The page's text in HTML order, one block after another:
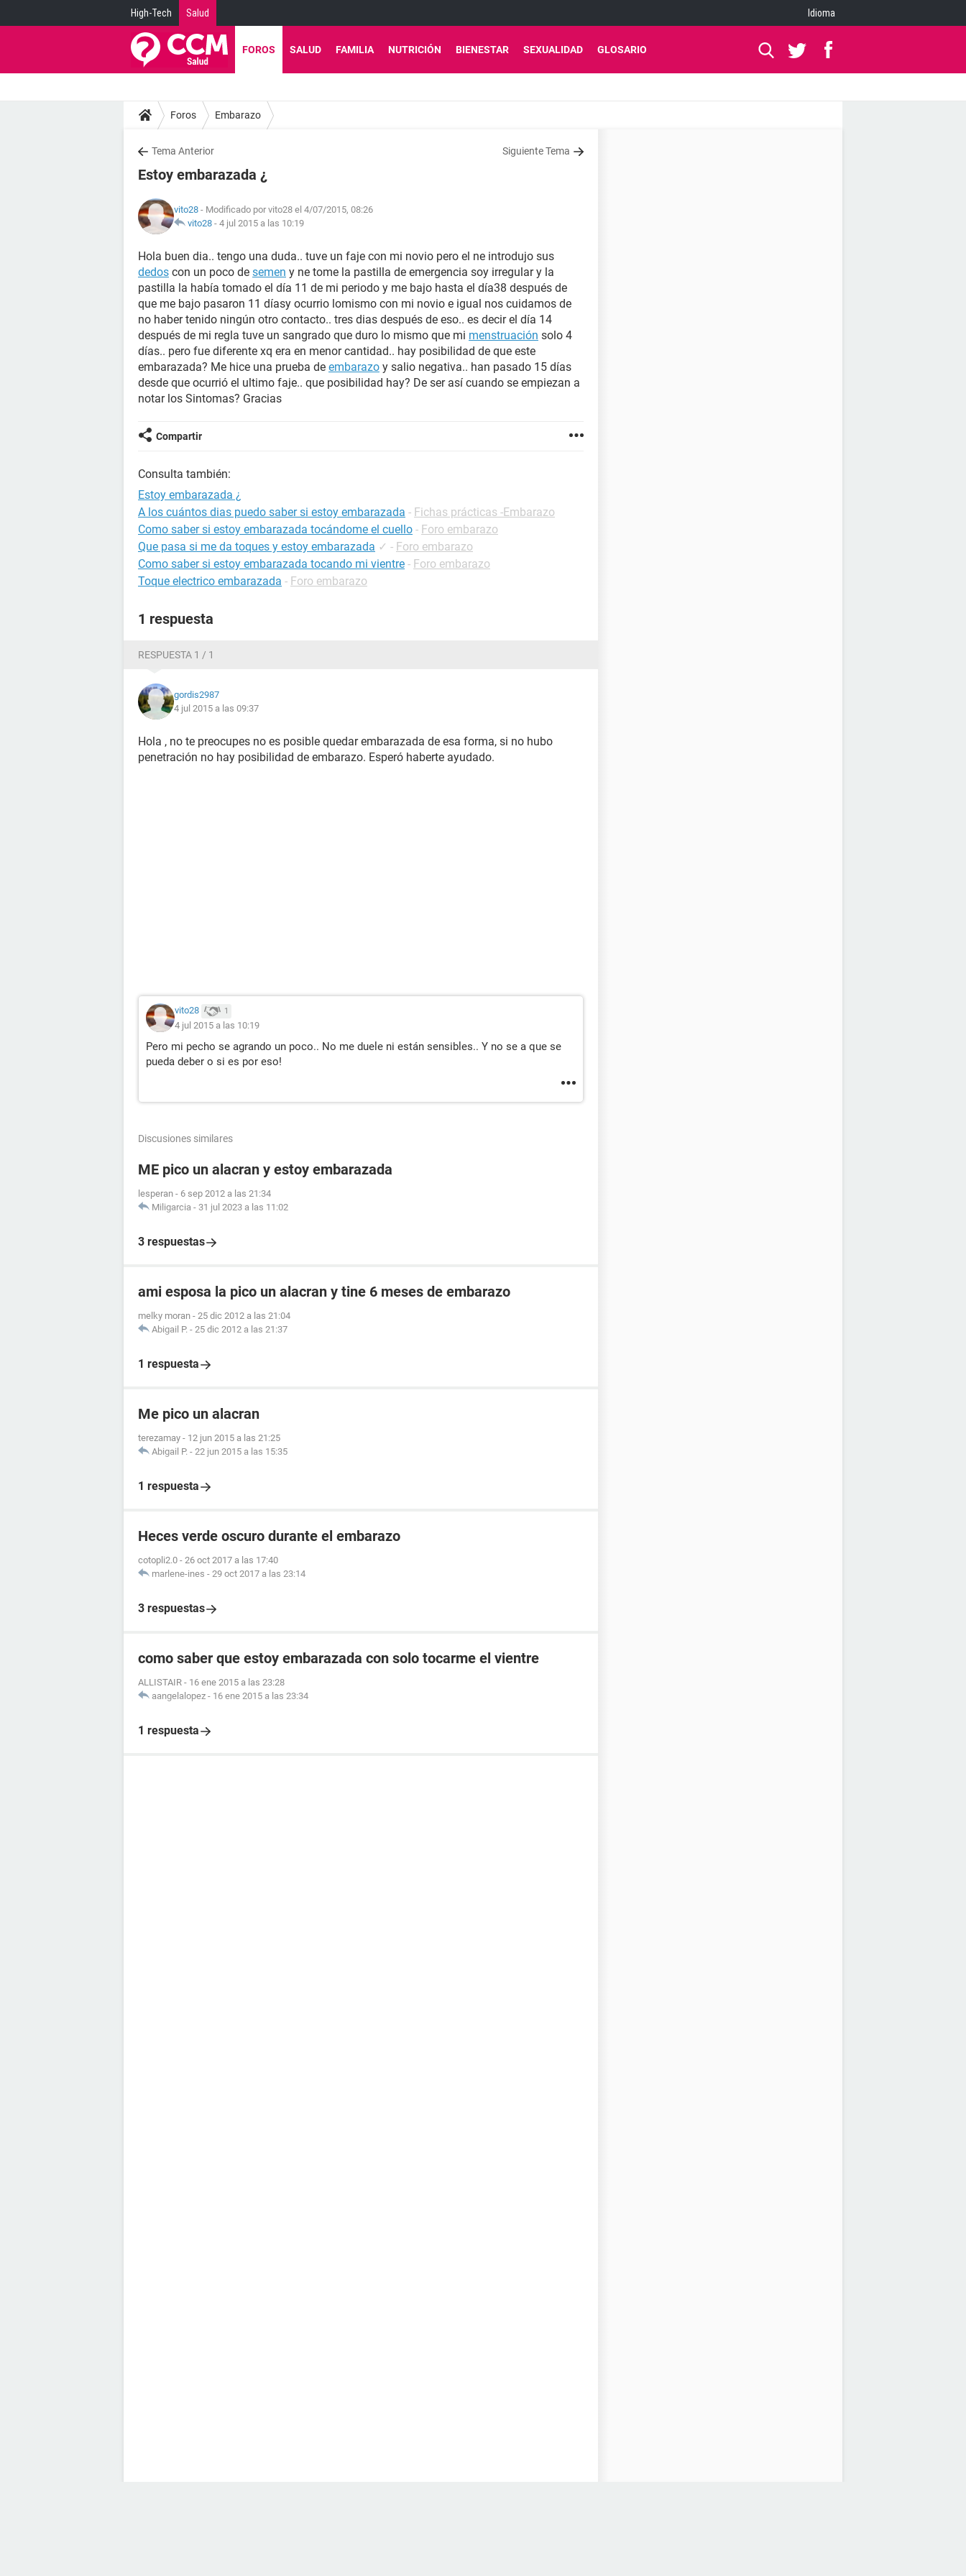
High-Tech Salud Idioma
FOROS SALUD FAMILIA NUTRICIÓN BIENESTAR SEXUALIDAD GLOSARIO
Foros Embarazo
Tema Anterior Siguiente Tema
Estoy embarazada ¿
vito28 - Modificado por vito28 el 4/07/2015, 08:26
vito28 - 4 jul 2015 a las 10:19
Hola buen dia.. tengo una duda.. tuve un faje con mi novio pero el ne introdujo sus
dedos con un poco de semen y ne tome la pastilla de emergencia soy irregular y la
pastilla la había tomado el día 11 de mi periodo y me bajo hasta el día38 después de
que me bajo pasaron 11 díasy ocurrio lomismo con mi novio e igual nos cuidamos de
no haber tenido ningún otro contacto.. tres dias después de eso.. es decir el día 14
después de mi regla tuve un sangrado que duro lo mismo que mi menstruación solo 4
días.. pero fue diferente xq era en menor cantidad.. hay posibilidad de que este
embarazada? Me hice una prueba de embarazo y salio negativa.. han pasado 15 días
desde que ocurrió el ultimo faje.. que posibilidad hay? De ser así cuando se empiezan a
notar los Sintomas? Gracias
Compartir
Consulta también:
Estoy embarazada ¿
A los cuántos dias puedo saber si estoy embarazada - Fichas prácticas -Embarazo
Como saber si estoy embarazada tocándome el cuello - Foro embarazo
Que pasa si me da toques y estoy embarazada ✓ - Foro embarazo
Como saber si estoy embarazada tocando mi vientre - Foro embarazo
Toque electrico embarazada - Foro embarazo
1 respuesta
RESPUESTA 1 / 1
gordis2987
4 jul 2015 a las 09:37
Hola , no te preocupes no es posible quedar embarazada de esa forma, si no hubo
penetración no hay posibilidad de embarazo. Esperó haberte ayudado.
vito28 1
4 jul 2015 a las 10:19
Pero mi pecho se agrando un poco.. No me duele ni están sensibles.. Y no se a que se
pueda deber o si es por eso!
Discusiones similares
ME pico un alacran y estoy embarazada
lesperan - 6 sep 2012 a las 21:34
Miligarcia - 31 jul 2023 a las 11:02
3 respuestas
ami esposa la pico un alacran y tine 6 meses de embarazo
melky moran - 25 dic 2012 a las 21:04
Abigail P. - 25 dic 2012 a las 21:37
1 respuesta
Me pico un alacran
terezamay - 12 jun 2015 a las 21:25
Abigail P. - 22 jun 2015 a las 15:35
1 respuesta
Heces verde oscuro durante el embarazo
cotopli2.0 - 26 oct 2017 a las 17:40
marlene-ines - 29 oct 2017 a las 23:14
3 respuestas
como saber que estoy embarazada con solo tocarme el vientre
ALLISTAIR - 16 ene 2015 a las 23:28
aangelalopez - 16 ene 2015 a las 23:34
1 respuesta